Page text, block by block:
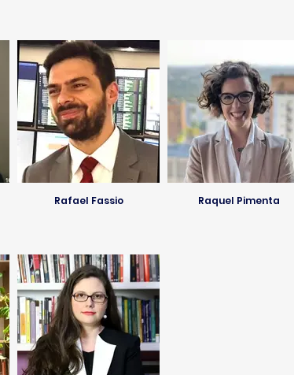
Rafael Fassio Raquel Pimenta